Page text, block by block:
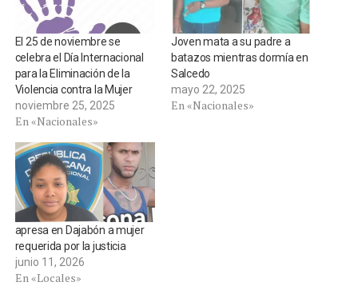
El 25 de noviembre se
celebra el Día Internacional
para la Eliminación de la
Violencia contra la Mujer
noviembre 25, 2025
En «Nacionales»
Joven mata a su padre a
batazos mientras dormía en
Salcedo
mayo 22, 2025
En «Nacionales»
apresa en Dajabón a mujer
requerida por la justicia
junio 11, 2026
En «Locales»